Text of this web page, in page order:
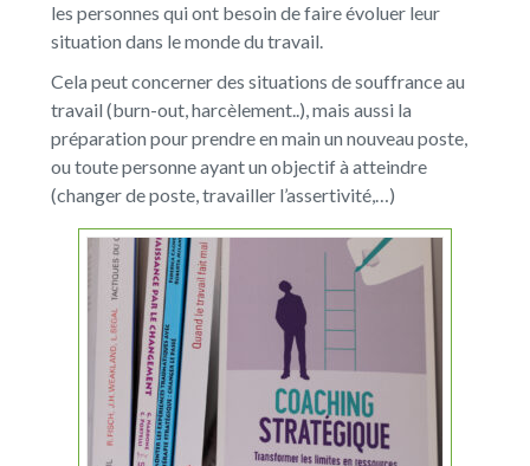
les personnes qui ont besoin de faire évoluer leur
situation dans le monde du travail.
Cela peut concerner des situations de souffrance au
travail (burn-out, harcèlement..), mais aussi la
préparation pour prendre en main un nouveau poste,
ou toute personne ayant un objectif à atteindre
(changer de poste, travailler l’assertivité,…)